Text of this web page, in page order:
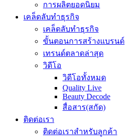
การผลิตยอดนิยม
เคล็ดลับทำธุรกิจ
เคล็ดลับทำธุรกิจ
ขั้นตอนการสร้างแบรนด์
เทรนด์ตลาดล่าสุด
วิดีโอ
วิดีโอทั้งหมด
Quality Live
Beauty Decode
สื่อสาร(สกัด)
ติดต่อเรา
ติดต่อเราสำหรับลูกค้า